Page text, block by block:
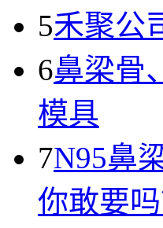
5禾聚公
6鼻梁骨
模具
7N95鼻
你敢要吗